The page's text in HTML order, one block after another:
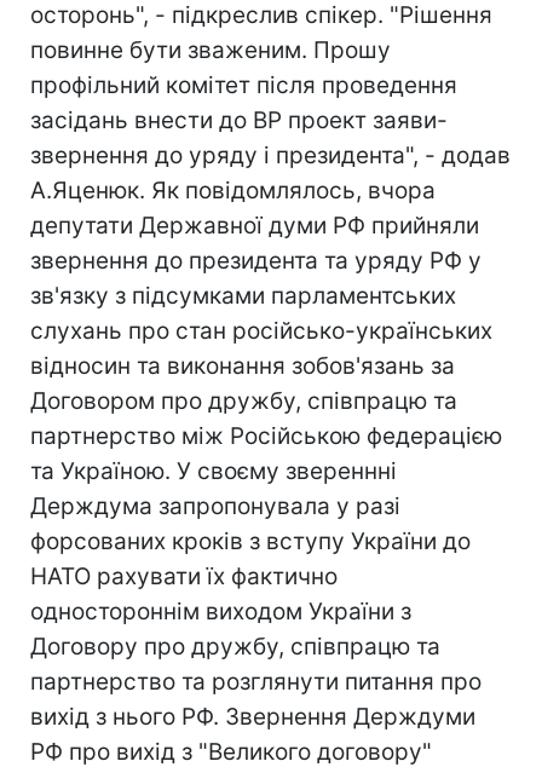
осторонь", - підкреслив спікер. "Рішення
повинне бути зваженим. Прошу
профільний комітет після проведення
засідань внести до ВР проект заяви-
звернення до уряду і президента", - додав
А.Яценюк. Як повідомлялось, вчора
депутати Державної думи РФ прийняли
звернення до президента та уряду РФ у
зв'язку з підсумками парламентських
слухань про стан російсько-українських
відносин та виконання зобов'язань за
Договором про дружбу, співпрацю та
партнерство між Російською федерацією
та Україною. У своєму звереннні
Держдума запропонувала у разі
форсованих кроків з вступу України до
НАТО рахувати їх фактично
одностороннім виходом України з
Договору про дружбу, співпрацю та
партнерство та розглянути питання про
вихід з нього РФ. Звернення Держдуми
РФ про вихід з "Великого договору"